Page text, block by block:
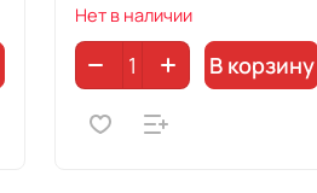
Нет в наличии
В корзину